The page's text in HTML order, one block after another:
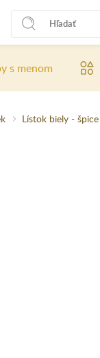
s menom
Lístok biely - špice